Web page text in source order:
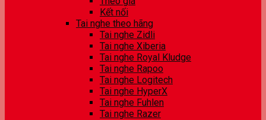
Kết nối
Tai nghe theo hãng
Tai nghe Zidli
Tai nghe Xiberia
Tai nghe Royal Kludge
Tai nghe Rapoo
Tai nghe Logitech
Tai nghe HyperX
Tai nghe Fuhlen
Tai nghe Razer